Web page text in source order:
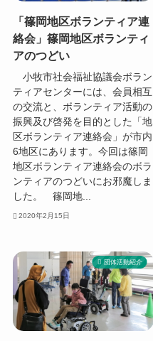
「篠岡地区ボランティア連
絡会」篠岡地区ボランティ
アのつどい
小牧市社会福祉協議会ボラン
ティアセンターには、会員相互
の交流と、ボランティア活動の
振興及び啓発を目的とした「地
区ボランティア連絡会」が市内
6地区にあります。今回は篠岡
地区ボランティア連絡会のボラ
ンティアのつどいにお邪魔しま
した。 篠岡地...
2020年2月15日
団体活動紹介